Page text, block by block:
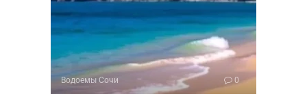
Водоемы Сочи 0